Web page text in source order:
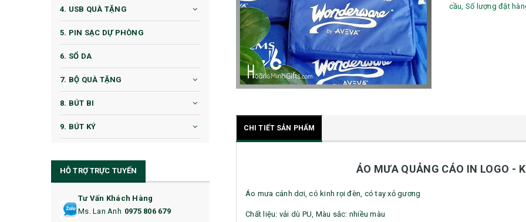
cầu, Số lượng đặt
CHI TIẾT SẢN PHẨM
ÁO MƯA QUẢNG CÁO IN LOGO -
Áo mưa cánh dơi, có kinh rọi đèn, có tay xỏ gương
Chất liệu: vải dù PU, Màu sắc: nhiều màu
4. USB QUÀ TẶNG
5. PIN SẠC DỰ PHÒNG
6. SỔ DA
7. BỘ QUÀ TẶNG
8. BÚT BI
9. BÚT KÝ
11. CỐC/BÌNH GIỮ NHIỆT
12. BÌNH NƯỚC
HỖ TRỢ TRỰC TUYẾN
Tư Vấn Khách Hàng
Ms. Lan Anh 0975 806 679